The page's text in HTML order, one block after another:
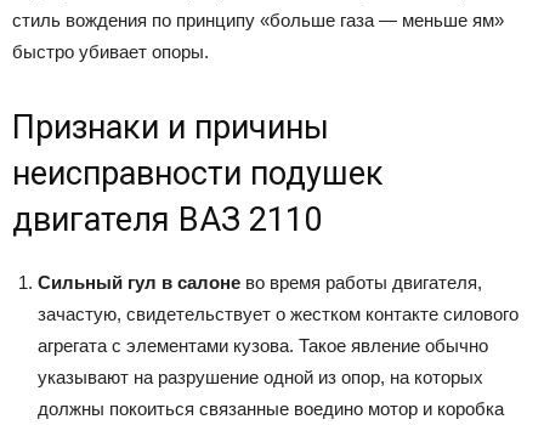
стиль вождения по принципу «больше газа — меньше ям»
быстро убивает опоры.
Признаки и причины
неисправности подушек
двигателя ВАЗ 2110
Сильный гул в салоне во время работы двигателя,
зачастую, свидетельствует о жестком контакте силового
агрегата с элементами кузова. Такое явление обычно
указывают на разрушение одной из опор, на которых
должны покоиться связанные воедино мотор и коробка